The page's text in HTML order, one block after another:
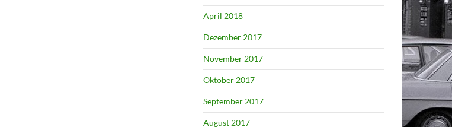
April 2018
Dezember 2017
November 2017
Oktober 2017
September 2017
August 2017